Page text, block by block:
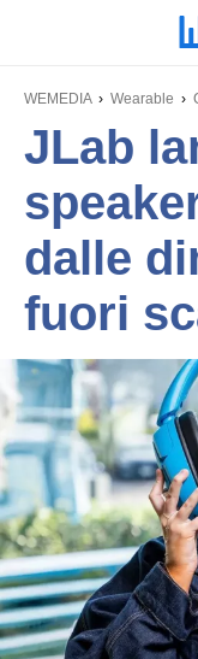
WEMEDIA Wearable
JLab
dalle
fuori